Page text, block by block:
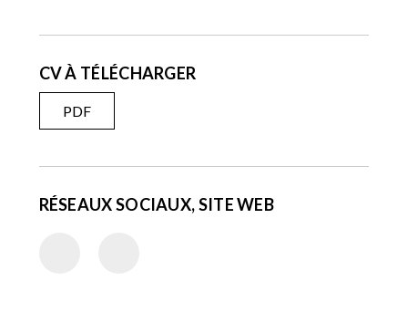
CV À TÉLÉCHARGER
PDF
RÉSEAUX SOCIAUX, SITE WEB